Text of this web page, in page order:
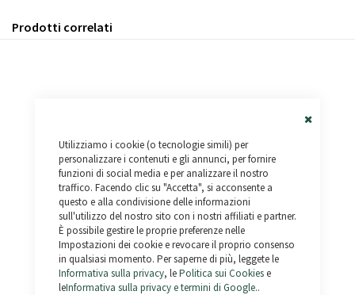
Utilizziamo i cookie (o tecnologie simili) per
personalizzare i contenuti e gli annunci, per fornire
funzioni di social media e per analizzare il nostro
traffico. Facendo clic su "Accetta", si acconsente a
questo e alla condivisione delle informazioni
sull'utilizzo del nostro sito con i nostri affiliati e partner.
È possibile gestire le proprie preferenze nelle
Impostazioni dei cookie e revocare il proprio consenso
in qualsiasi momento. Per saperne di più, leggete le
Informativa sulla privacy, lePolitica sui Cookiese
leInformativa sulla privacy e termini di Google..
Prodotti correlati
Outlaw
1.990,00 €1.390,00 €
Raptor Fat - Km 0
1.590,00 €1.190,00 €